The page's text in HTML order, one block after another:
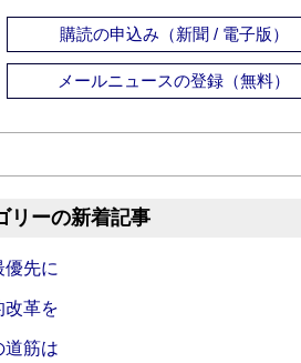
購読の申込み（新聞 / 電子版）
メールニュースの登録（無料）
リーの新着記事
先に
改革を
道筋は